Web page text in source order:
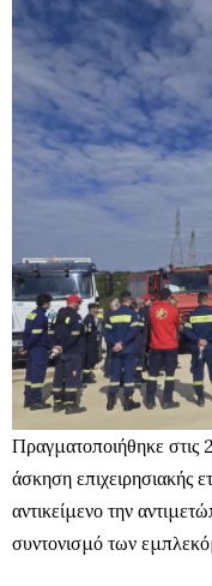
Πραγματοποιήθηκε
άσκηση επιχειρησιακής
αντικείμενο την
συντονισμό των